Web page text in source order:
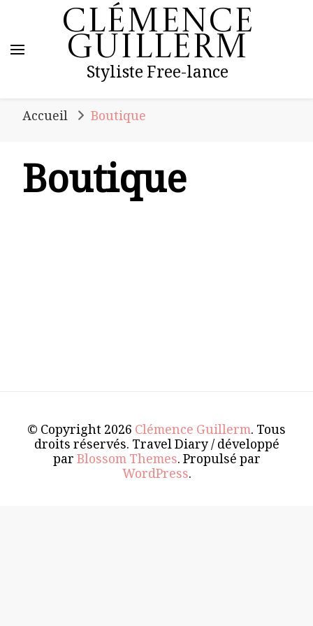
Clémence
Guillerm
Styliste Free-lance
Accueil Boutique
Boutique
© Copyright 2026 Clémence Guillerm. Tous
droits réservés. Travel Diary / développé
parBlossom Themes. Propulsé par
WordPress.